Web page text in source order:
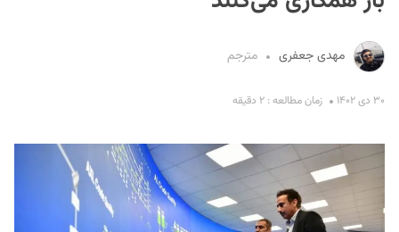
مهدی جعفری مترجم
۳۰ دی ۱۴۰۲ زمان مطالعه : ۲ دقیقه